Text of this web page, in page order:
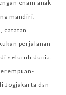
enam anak
mandiri.
catatan
perjalanan
seluruh dunia.
Jogjakarta dan